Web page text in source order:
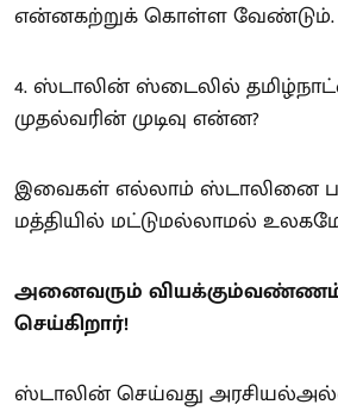
என்னகற்றுக் கொள்ள வேண்டும்.
4. ஸ்டாலின் ஸ்டைலில்
முதல்வரின் முடிவு என்ன?
இவைகள் எல்லாம் ஸ்டாலினை
மத்தியில் மட்டுமல்லாமல் உலகமே
அனைவரும்
செய்கிறார்!
ஸ்டாலின் செய்வது